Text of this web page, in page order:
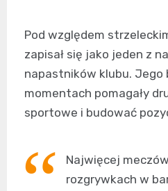
Pod względem
zapisał się jako jeden z
napastników klubu. Jego
momentach pomagały
sportowe i budować
Najwięcej
rozgrywkach w